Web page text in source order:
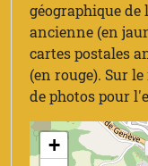
géographique de
ancienne (en
cartes postales
(en rouge). Sur
de photos pour
+